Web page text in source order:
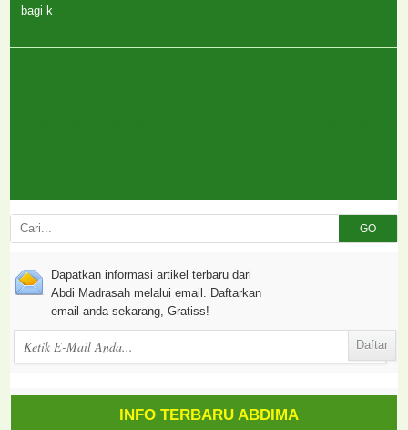
bagi k
GO
Dapatkan informasi artikel terbaru dari
Abdi Madrasah melalui email. Daftarkan
email anda sekarang, Gratiss!
INFO TERBARU ABDIMA